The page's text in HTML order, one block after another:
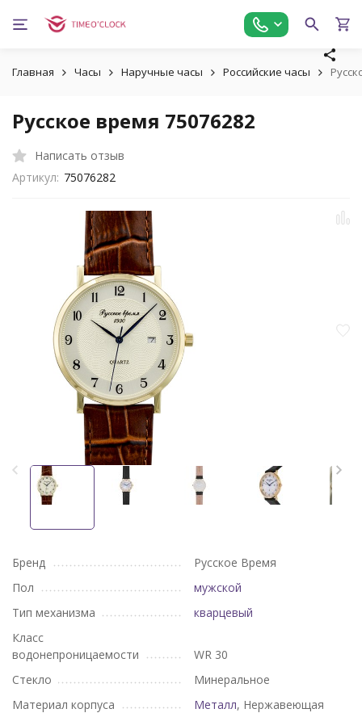
Главная Часы Наручные часы Российские часы
Русское время 75076282
Написать отзыв
Артикул: 75076282
Бренд
Русское Время
Пол
мужской
Тип механизма
кварцевый
Класс
водонепроницаемости
WR 30
Стекло
Минеральное
Материал корпуса
Металл, Нержавеющая